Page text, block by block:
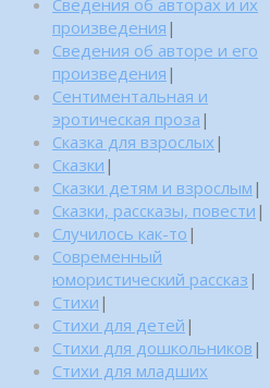
Сведения об авторах и их
произведения |
Сведения об авторе и его
произведения |
Сентиментальная и
эротическая проза |
Сказка для взрослых |
Сказки |
Сказки детям и взрослым |
Сказки, рассказы, повести |
Случилось как-то |
Современный
юмористический рассказ |
Стихи |
Стихи для детей |
Стихи для дошкольников |
Стихи для младших